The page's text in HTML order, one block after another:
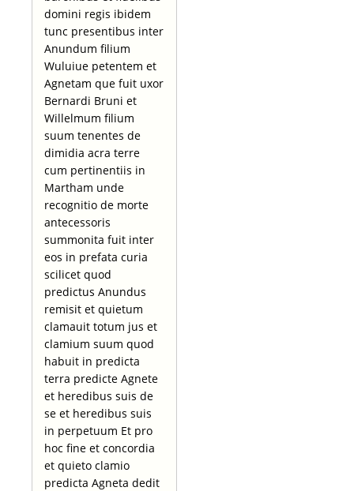
domini regis ibidem
tunc presentibus inter
Anundum filium
Wuluiue petentem et
Agnetam que fuit uxor
Bernardi Bruni et
Willelmum filium
suum tenentes de
dimidia acra terre
cum pertinentiis in
Martham unde
recognitio de morte
antecessoris
summonita fuit inter
eos in prefata curia
scilicet quod
predictus Anundus
remisit et quietum
clamauit totum jus et
clamium suum quod
habuit in predicta
terra predicte Agnete
et heredibus suis de
se et heredibus suis
in perpetuum Et pro
hoc fine et concordia
et quieto clamio
predicta Agneta dedit